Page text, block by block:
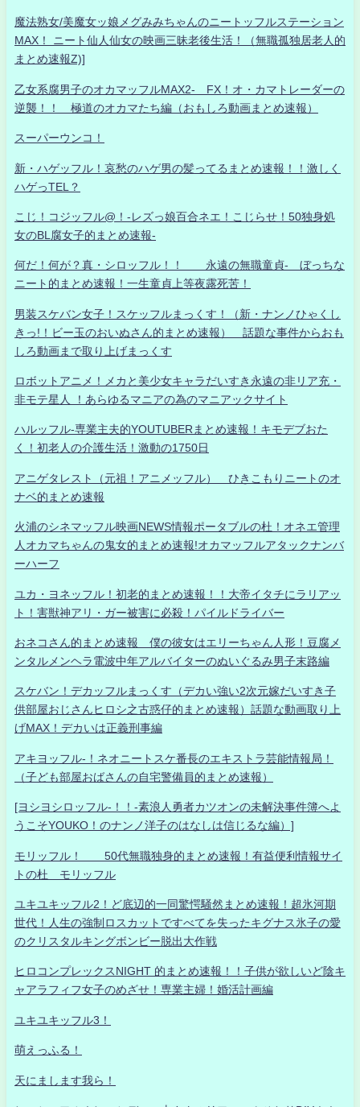
魔法熟女/美魔女ッ娘メグみみちゃんのニートッフルステーション
MAX！ ニート仙人仙女の映画三昧老後生活！（無職孤独居老人的
まとめ速報Z)]
乙女系腐男子のオカマッフルMAX2- FX！オ・カマトレーダーの
逆襲！！ 極道のオカマたち編（おもしろ動画まとめ速報）
スーパーウンコ！
新・ハゲッフル！哀愁のハゲ男の髪ってるまとめ速報！！激しく
ハゲっTEL？
こじ！コジッフル@！-レズっ娘百合ネエ！こじらせ！50独身処
女のBL腐女子的まとめ速報-
何だ！何が？真・シロッフル！！ 永遠の無職童貞- ぼっちな
ニート的まとめ速報！一生童貞上等夜露死苦！
男装スケバン女子！スケッフルまっくす！（新・ナンノひゃくし
きっ!！ビー玉のおいぬさん的まとめ速報） 話題な事件からおも
しろ動画まで取り上げまっくす
ロボットアニメ！メカと美少女キャラだいすき永遠の非リア充・
非モテ星人 ！あらゆるマニアの為のマニアックサイト
ハルッフル-専業主夫的YOUTUBERまとめ速報！キモデブおた
く！初老人の介護生活！激動の1750日
アニゲタレスト（元祖！アニメッフル） ひきこもりニートのオ
ナベ的まとめ速報
火浦のシネマッフル映画NEWS情報ポータブルの杜！オネエ管理
人オカマちゃんの鬼女的まとめ速報!オカマッフルアタックナンバ
ーハーフ
ユカ・ヨネッフル！初老的まとめ速報！！大帝イタチにラリアッ
ト！害獣神アリ・ガー被害に必殺！パイルドライバー
おネコさん的まとめ速報 僕の彼女はエリーちゃん人形！豆腐メ
ンタルメンヘラ電波中年アルバイターのぬいぐるみ男子末路編
スケバン！デカッフルまっくす（デカい強い2次元嫁だいすき子
供部屋おじさんヒロシ之古惑仔的まとめ速報）話題な動画取り上
げMAX！デカいは正義刑事編
アキヨッフル-！ネオニートスケ番長のエキストラ芸能情報局！
（子ども部屋おばさんの自宅警備員的まとめ速報）
[ヨシヨシロッフル-！！-素浪人勇者カツオンの未解決事件簿へよ
うこそYOUKO！のナンノ洋子のはなしは信じるな編）]
モリッフル！ 50代無職独身的まとめ速報！有益便利情報サイ
トの杜 モリッフル
ユキユキッフル2！ど底辺的一同驚愕騒然まとめ速報！超氷河期
世代！人生の強制ロスカットですべてを失ったキグナス氷子の愛
のクリスタルキングボンビー脱出大作戦
ヒロコンプレックスNIGHT 的まとめ速報！！子供が欲しいど陰キ
ャアラフィフ女子のめざせ！専業主婦！婚活計画編
ユキユキッフル3！
萌えっふる！
天にまします我ら！